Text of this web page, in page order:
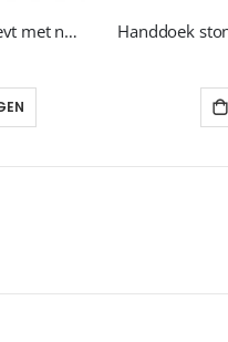
Funnies handdoek licht roze (evt met naam) Handdoek